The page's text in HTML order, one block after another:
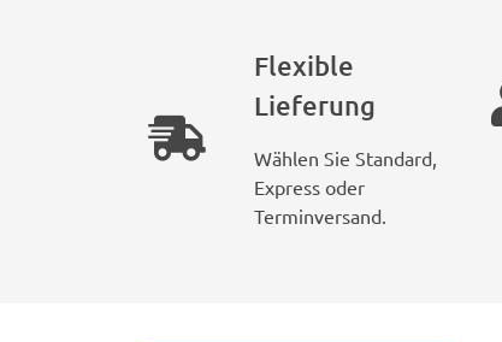
Flexible
Lieferung
Wählen Sie Standard,
Express oder
Terminversand.